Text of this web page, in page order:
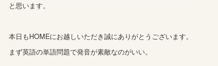
と思います。
本日もHOMEにお越しいただき誠にありがとうございます。
まず英語の単語問題で発音が素敵なのがいい。